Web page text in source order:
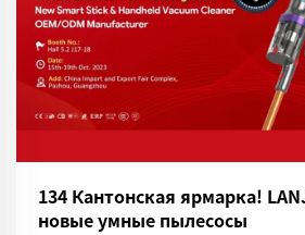
134 Кантонская ярмарка!
новые умные пылесосы